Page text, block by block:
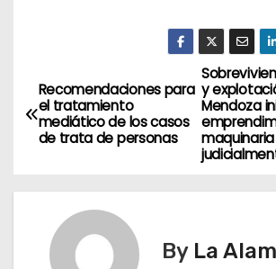
N
a
e
y
Mendoza
Recomendaciones para
el tratamiento
mediático de los casos
de trata de personas
By La